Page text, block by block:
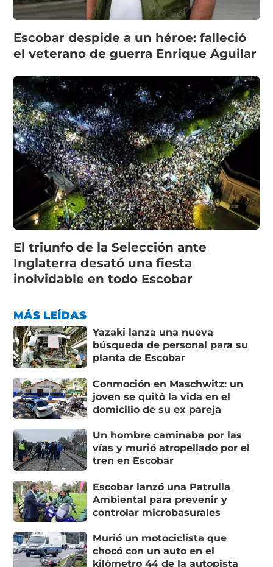
Escobar despide a un héroe: falleció
el veterano de guerra Enrique Aguilar
El triunfo de la Selección ante
Inglaterra desató una fiesta
inolvidable en todo Escobar
MÁS LEÍDAS
Yazaki lanza una nueva
búsqueda de personal para su
planta de Escobar
Conmoción en Maschwitz: un
joven se quitó la vida en el
domicilio de su ex pareja
Un hombre caminaba por las
vías y murió atropellado por el
tren en Escobar
Escobar lanzó una Patrulla
Ambiental para prevenir y
controlar microbasurales
Murió un motociclista que
chocó con un auto en el
kilómetro 44 de la autopista